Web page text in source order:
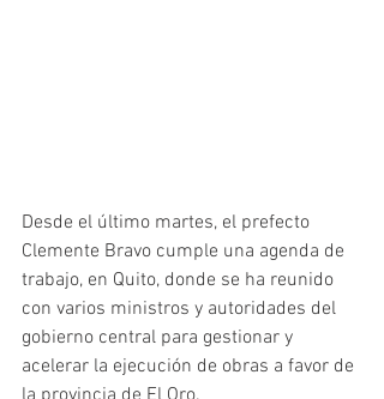
Desde el último martes, el prefecto
Clemente Bravo cumple una agenda de
trabajo, en Quito, donde se ha reunido
con varios ministros y autoridades del
gobierno central para gestionar y
acelerar la ejecución de obras a favor de